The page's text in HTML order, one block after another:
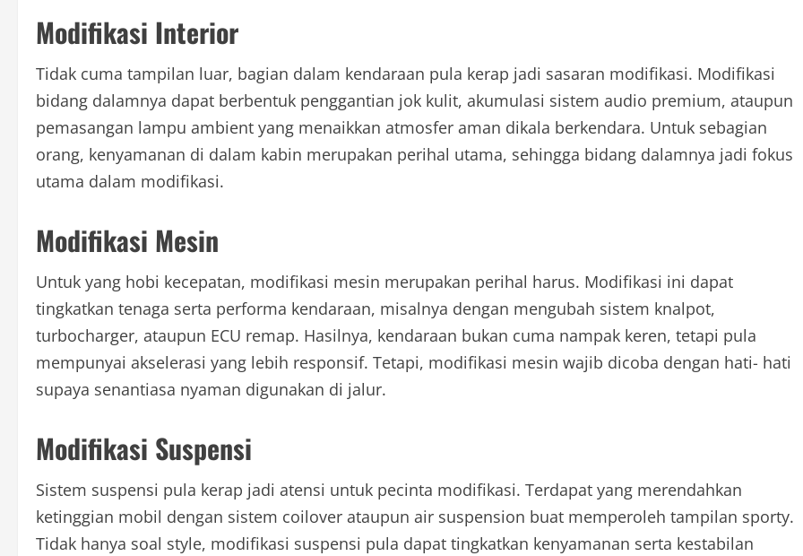
Modifikasi Interior
Tidak cuma tampilan luar, bagian dalam kendaraan pula kerap jadi sasaran modifikasi. Modifikasi
bidang dalamnya dapat berbentuk penggantian jok kulit, akumulasi sistem audio premium, ataupun
pemasangan lampu ambient yang menaikkan atmosfer aman dikala berkendara. Untuk sebagian
orang, kenyamanan di dalam kabin merupakan perihal utama, sehingga bidang dalamnya jadi fokus
utama dalam modifikasi.
Modifikasi Mesin
Untuk yang hobi kecepatan, modifikasi mesin merupakan perihal harus. Modifikasi ini dapat
tingkatkan tenaga serta performa kendaraan, misalnya dengan mengubah sistem knalpot,
turbocharger, ataupun ECU remap. Hasilnya, kendaraan bukan cuma nampak keren, tetapi pula
mempunyai akselerasi yang lebih responsif. Tetapi, modifikasi mesin wajib dicoba dengan hati- hati
supaya senantiasa nyaman digunakan di jalur.
Modifikasi Suspensi
Sistem suspensi pula kerap jadi atensi untuk pecinta modifikasi. Terdapat yang merendahkan
ketinggian mobil dengan sistem coilover ataupun air suspension buat memperoleh tampilan sporty.
Tidak hanya soal style, modifikasi suspensi pula dapat tingkatkan kenyamanan serta kestabilan